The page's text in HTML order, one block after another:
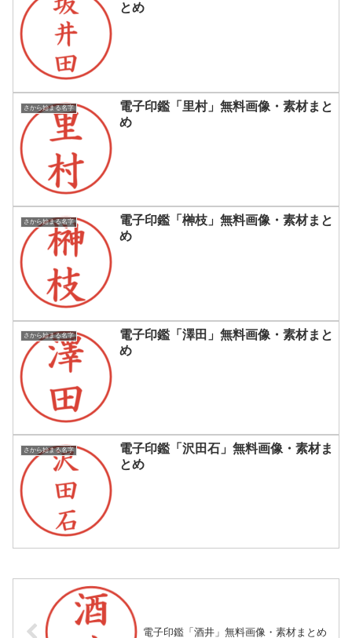
とめ
さから始まる名字
電子印鑑「里村」無料画像・素材まと
め
さから始まる名字
電子印鑑「榊枝」無料画像・素材まと
め
さから始まる名字
電子印鑑「澤田」無料画像・素材まと
め
さから始まる名字
電子印鑑「沢田石」無料画像・素材ま
とめ
電子印鑑「酒井」無料画像・素材まとめ